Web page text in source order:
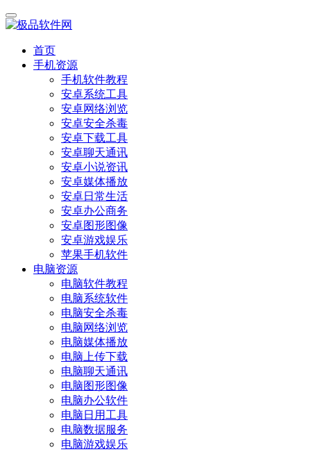
首页
手机资源
手机软件教程
安卓系统工具
安卓网络浏览
安卓安全杀毒
安卓下载工具
安卓聊天通讯
安卓小说资讯
安卓媒体播放
安卓日常生活
安卓办公商务
安卓图形图像
安卓游戏娱乐
苹果手机软件
电脑资源
电脑软件教程
电脑系统软件
电脑安全杀毒
电脑网络浏览
电脑媒体播放
电脑上传下载
电脑聊天通讯
电脑图形图像
电脑办公软件
电脑日用工具
电脑数据服务
电脑游戏娱乐